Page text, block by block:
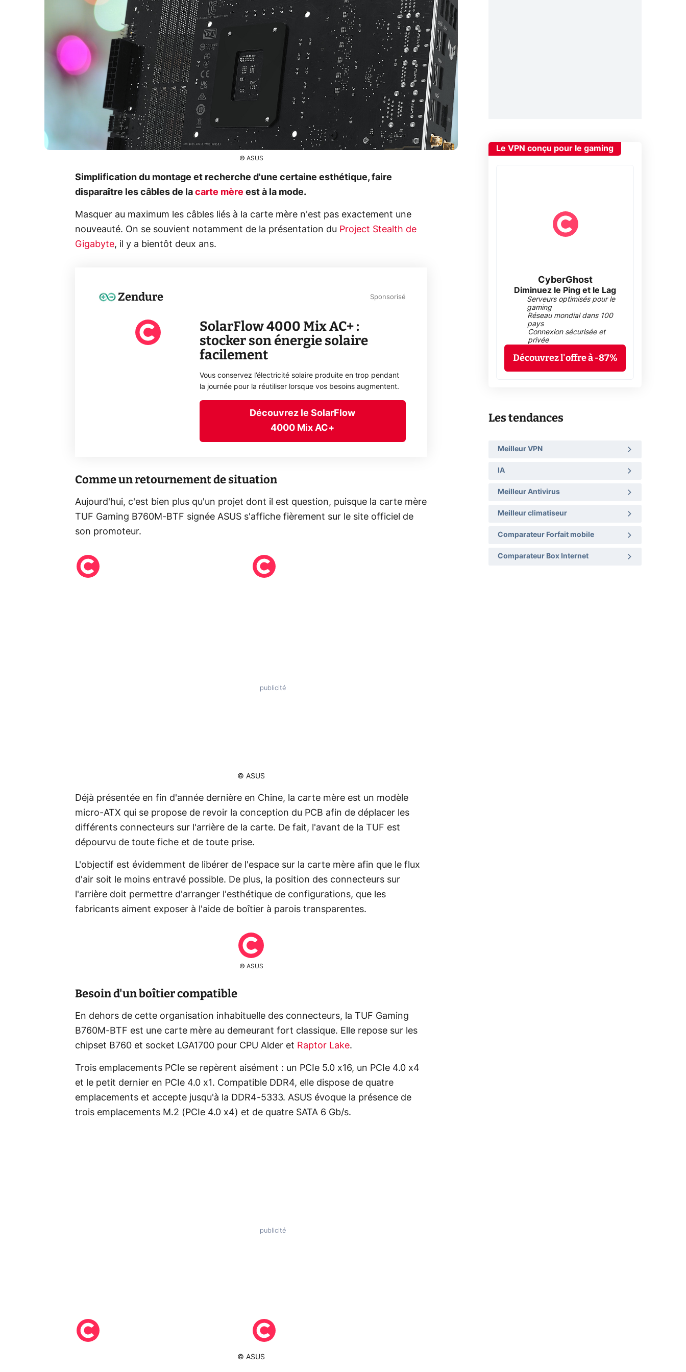
© ASUS
Simplification du montage et recherche d'une certaine esthétique, faire
disparaître les câbles de la carte mère est à la mode.
Masquer au maximum les câbles liés à la carte mère n'est pas exactement une
nouveauté. On se souvient notamment de la présentation du Project Stealth de
Gigabyte, il y a bientôt deux ans.
Zendure Sponsorisé
SolarFlow 4000 Mix AC+ :
stocker son énergie solaire
facilement
Vous conservez l’électricité solaire produite en trop pendant
la journée pour la réutiliser lorsque vos besoins augmentent.
Découvrez le SolarFlow
4000 Mix AC+
Comme un retournement de situation
Aujourd'hui, c'est bien plus qu'un projet dont il est question, puisque la carte mère
TUF Gaming B760M-BTF signée ASUS s'affiche fièrement sur le site officiel de
son promoteur.
© ASUS
Déjà présentée en fin d'année dernière en Chine, la carte mère est un modèle
micro-ATX qui se propose de revoir la conception du PCB afin de déplacer les
différents connecteurs sur l'arrière de la carte. De fait, l'avant de la TUF est
dépourvu de toute fiche et de toute prise.
L'objectif est évidemment de libérer de l'espace sur la carte mère afin que le flux
d'air soit le moins entravé possible. De plus, la position des connecteurs sur
l'arrière doit permettre d'arranger l'esthétique de configurations, que les
fabricants aiment exposer à l'aide de boîtier à parois transparentes.
© ASUS
Besoin d'un boîtier compatible
En dehors de cette organisation inhabituelle des connecteurs, la TUF Gaming
B760M-BTF est une carte mère au demeurant fort classique. Elle repose sur les
chipset B760 et socket LGA1700 pour CPU Alder et Raptor Lake.
Trois emplacements PCIe se repèrent aisément : un PCIe 5.0 x16, un PCIe 4.0 x4
et le petit dernier en PCIe 4.0 x1. Compatible DDR4, elle dispose de quatre
emplacements et accepte jusqu'à la DDR4-5333. ASUS évoque la présence de
trois emplacements M.2 (PCIe 4.0 x4) et de quatre SATA 6 Gb/s.
© ASUS
Le VPN conçu pour le gaming
CyberGhost
Diminuez le Ping et le Lag
Serveurs optimisés pour le
gaming
Réseau mondial dans 100
pays
Connexion sécurisée et
privée
Découvrez l'offre à -87%
Les tendances
Meilleur VPN
IA
Meilleur Antivirus
Meilleur climatiseur
Comparateur Forfait mobile
Comparateur Box Internet